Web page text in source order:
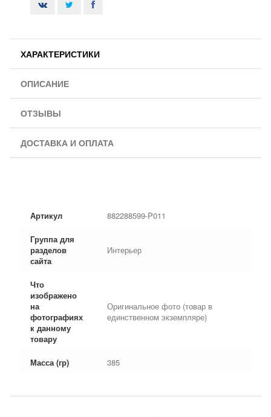
ХАРАКТЕРИСТИКИ
ОПИСАНИЕ
ОТЗЫВЫ
ДОСТАВКА И ОПЛАТА
Артикул 882288599-P011
Группа для
разделов
сайта
Интерьер
Что
изображено
на
фотографиях
к данному
товару
Оригинальное фото (товар в
единственном экземпляре)
Масса (гр) 385